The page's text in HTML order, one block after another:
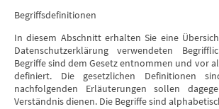
Begriffsdefinitionen
In diesem Abschnitt erhalten Sie eine
Datenschutzerklärung verwendeten
Begriffe sind dem Gesetz entnommen und vor
definiert. Die gesetzlichen Definitionen
nachfolgenden Erläuterungen sollen
Verständnis dienen. Die Begriffe sind